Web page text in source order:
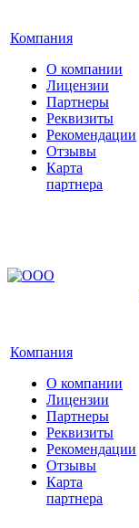
Компания
О компании
Лицензии
Партнеры
Реквизиты
Рекомендации
Отзывы
Карта
партнера
Компания
О компании
Лицензии
Партнеры
Реквизиты
Рекомендации
Отзывы
Карта
партнера